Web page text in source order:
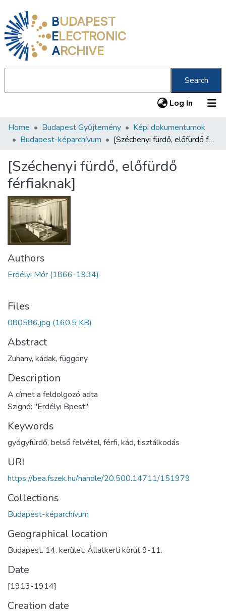
BUDAPEST
ELECTRONIC
ARCHIVE
Search
Log In (current)
Communities & Collections
Statistics
About us
Home Budapest Gyűjtemény
Képi dokumentumok
Budapest-képarchívum
[Széchenyi fürdő, előfürdő férfiaknak]
[Széchenyi fürdő, előfürdő
férfiaknak]
Authors
Erdélyi Mór (1866-1934)
Files
080586.jpg (160.5 KB)
Abstract
Zuhany, kádak, függöny
Description
A címet a feldolgozó adta
Szignó: "Erdélyi Bpest"
Keywords
gyógyfürdő, belső felvétel, férfi, kád, tisztálkodás
URI
https://bea.fszek.hu/handle/20.500.14711/151979
Collections
Budapest-képarchívum
Geographical location
Budapest. 14. kerület. Állatkerti körút 9-11.
Date
[1913-1914]
Creation date